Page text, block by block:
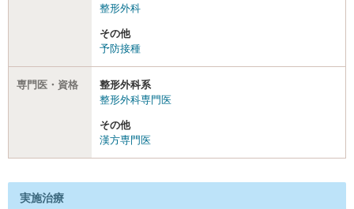
整形外科
その他
予防接種
専門医・資格
整形外科系
整形外科専門医
その他
漢方専門医
実施治療